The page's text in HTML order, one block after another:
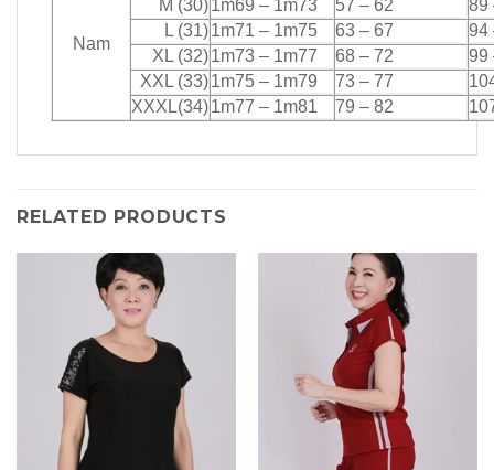
Nam
M (30)1m69 – 1m73 57 – 62
89
L (31)1m71 – 1m75 63 – 67
94
XL (32)1m73 – 1m77 68 – 72
99
XXL (33)1m75 – 1m79 73 – 77
XXXL(34)1m77 – 1m81 79 – 82
RELATED PRODUCTS